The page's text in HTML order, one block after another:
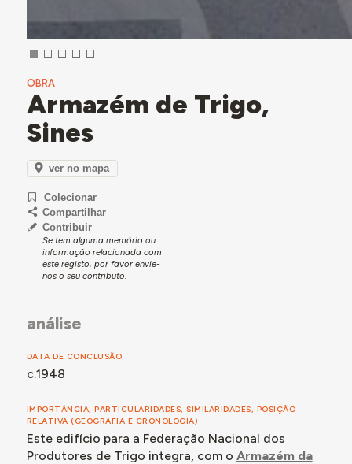
OBRA
Armazém de Trigo,
Sines
ver no mapa
Colecionar
Compartilhar
Contribuir
Se tem alguma memória ou
informação relacionada com
este registo, por favor envie-
nos o seu contributo.
análise
DATA DE CONCLUSÃO
c.1948
IMPORTÂNCIA, PARTICULARIDADES, SIMILARIDADES, POSIÇÃO
RELATIVA (GEOGRAFIA E CRONOLOGIA)
Este edifício para a Federação Nacional dos
Produtores de Trigo integra, com o Armazém da